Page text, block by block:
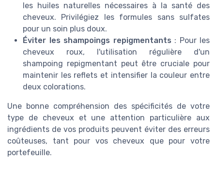
les huiles naturelles nécessaires à la santé des
cheveux. Privilégiez les formules sans sulfates
pour un soin plus doux.
Éviter les shampoings repigmentants : Pour les
cheveux roux, l'utilisation régulière d'un
shampoing repigmentant peut être cruciale pour
maintenir les reflets et intensifier la couleur entre
deux colorations.
Une bonne compréhension des spécificités de votre
type de cheveux et une attention particulière aux
ingrédients de vos produits peuvent éviter des erreurs
coûteuses, tant pour vos cheveux que pour votre
portefeuille.